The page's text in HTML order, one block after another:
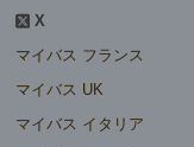
X
マイバス フランス
マイバス UK
マイバス イタリア